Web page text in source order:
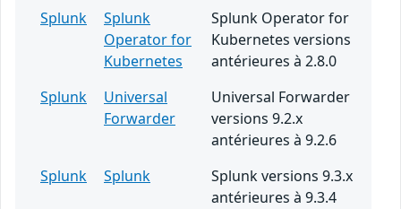
Splunk
Splunk
Operator for
Kubernetes
Splunk Operator for
Kubernetes versions
antérieures à 2.8.0
Splunk
Universal
Forwarder
Universal Forwarder
versions 9.2.x
antérieures à 9.2.6
Splunk
Splunk
Splunk versions 9.3.x
antérieures à 9.3.4